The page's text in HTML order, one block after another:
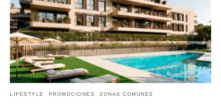
LIFESTYLE PROMOCIONES ZONAS COMUNES